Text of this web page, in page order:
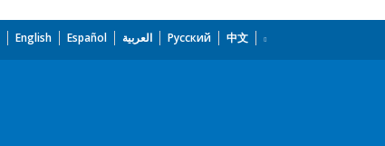
English Español العربية Русский 中文